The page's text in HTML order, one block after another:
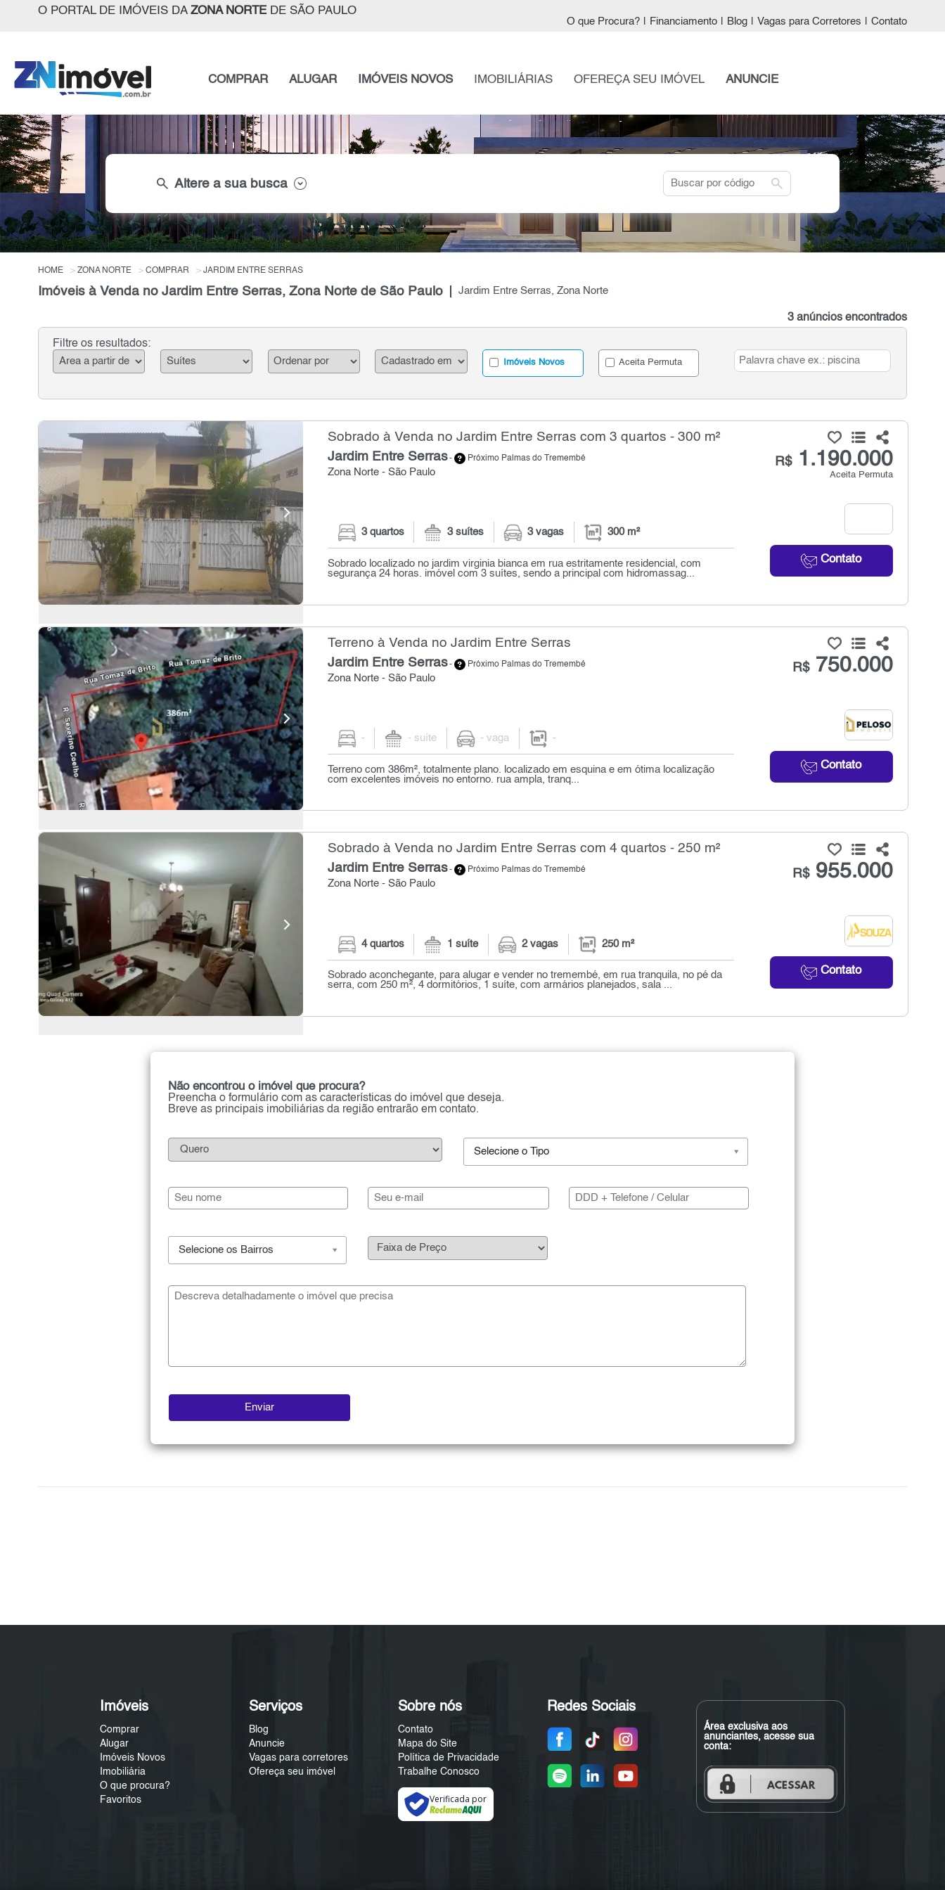
O PORTAL DE IMÓVEIS DA ZONA NORTEDE SÃO PAULO
O que Procura? Financiamento Blog Vagas para Corretores Contato
COMPRAR ALUGAR IMÓVEIS NOVOS IMOBILIÁRIAS OFEREÇA SEU IMÓVEL ANUNCIE
search Altere a sua busca search
HOME ZONA NORTE COMPRAR JARDIM ENTRE SERRAS
Imóveis à Venda no Jardim Entre Serras, Zona Norte de São Paulo Jardim Entre Serras, Zona Norte
3 anúncios encontrados
Filtre os resultados:
Imóveis Novos Aceita Permuta
Sobrado à Venda no Jardim Entre Serras com 3 quartos - 300 m²
Jardim Entre Serras- Próximo Palmas do Tremembé
Zona Norte - São Paulo
R$1.190.000
Aceita Permuta
Contato
3 quartos 3 suítes 3 vagas 300 m²
Sobrado localizado no jardim virginia bianca em rua estritamente residencial, com
segurança 24 horas. imóvel com 3 suítes, sendo a principal com hidromassag...
Terreno à Venda no Jardim Entre Serras
Jardim Entre Serras- Próximo Palmas do Tremembé
Zona Norte - São Paulo
R$750.000
Contato
- - suíte - vaga -
Terreno com 386m², totalmente plano. localizado em esquina e em ótima localização
com excelentes imóveis no entorno. rua ampla, tranq...
Sobrado à Venda no Jardim Entre Serras com 4 quartos - 250 m²
Jardim Entre Serras- Próximo Palmas do Tremembé
Zona Norte - São Paulo
R$955.000
Contato
4 quartos 1 suíte 2 vagas 250 m²
Sobrado aconchegante, para alugar e vender no tremembé, em rua tranquila, no pé da
serra, com 250 m², 4 dormitórios, 1 suíte, com armários planejados, sala ...
Não encontrou o imóvel que procura?
Preencha o formulário com as características do imóvel que deseja.
Breve as principais imobiliárias da região entrarão em contato.
Selecione o Tipo
Selecione os Bairros
Imóveis
Comprar
Alugar
Imóveis Novos
Imobiliária
O que procura?
Favoritos
Serviços
Blog
Anuncie
Vagas para corretores
Ofereça seu imóvel
Sobre nós
Contato
Mapa do Site
Política de Privacidade
Trabalhe Conosco
Verificada por
Redes Sociais
Área exclusiva aos
anunciantes, acesse sua
conta: